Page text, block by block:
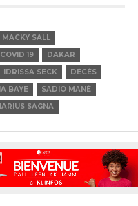
MACKY SALL
COVID 19
DAKAR
IDRISSA SECK
DÉCÈS
BAYE
SADIO MANÉ
SAGNA